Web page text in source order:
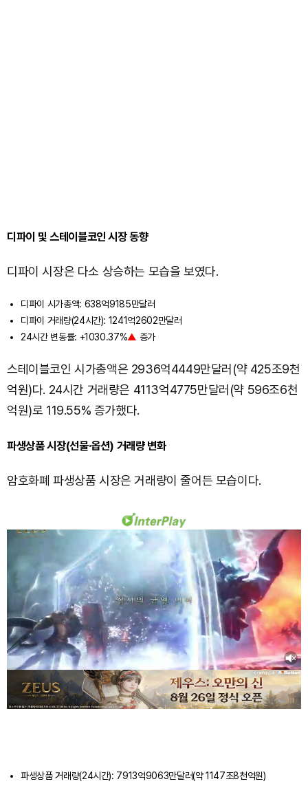
디파이 및 스테이블코인 시장 동향
디파이 시장은 다소 상승하는 모습을 보였다.
디파이 시가총액: 638억9185만달러
디파이 거래량(24시간): 1241억2602만달러
24시간 변동률: +1030.37%▲ 증가
스테이블코인 시가총액은 2936억4449만달러(약 425조9천
억원)다. 24시간 거래량은 4113억4775만달러(약 596조6천
억원)로 119.55% 증가했다.
파생상품 시장(선물·옵션) 거래량 변화
암호화폐 파생상품 시장은 거래량이 줄어든 모습이다.
파생상품 거래량(24시간): 7913억9063만달러(약 1147조8천억원)